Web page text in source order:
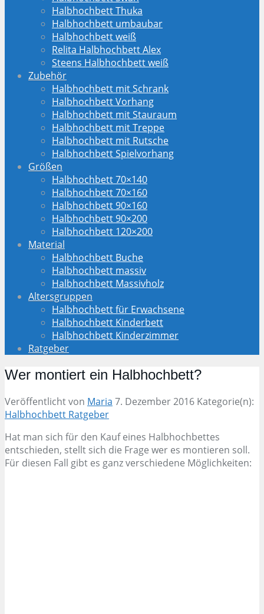
Halbhochbett Thuka
Halbhochbett umbaubar
Halbhochbett weiß
Relita Halbhochbett Alex
Steens Halbhochbett weiß
Zubehör
Halbhochbett mit Schrank
Halbhochbett Vorhang
Halbhochbett mit Stauraum
Halbhochbett mit Treppe
Halbhochbett mit Rutsche
Halbhochbett Spielvorhang
Größen
Halbhochbett 70×140
Halbhochbett 70×160
Halbhochbett 90×160
Halbhochbett 90×200
Halbhochbett 120×200
Material
Halbhochbett Buche
Halbhochbett massiv
Halbhochbett Massivholz
Altersgruppen
Halbhochbett für Erwachsene
Halbhochbett Kinderbett
Halbhochbett Kinderzimmer
Ratgeber
Wer montiert ein Halbhochbett?
Veröffentlicht von Maria 7. Dezember 2016 Kategorie(n):
Halbhochbett Ratgeber
Hat man sich für den Kauf eines Halbhochbettes
entschieden, stellt sich die Frage wer es montieren soll.
Für diesen Fall gibt es ganz verschiedene Möglichkeiten: